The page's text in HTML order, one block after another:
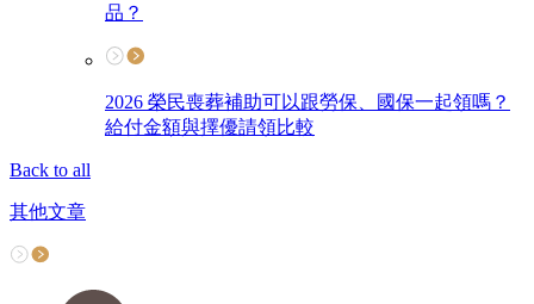
品？
2026 榮民喪葬補助可以跟勞保、國保一起領嗎？
給付金額與擇優請領比較
Back to all
其他文章